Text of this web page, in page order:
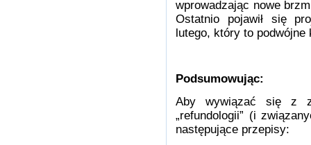
wprowadzając nowe
Ostatnio pojawił się
lutego, który to
Podsumowując:
Aby wywiązać się z
„refundologii” (i
następujące przepisy: